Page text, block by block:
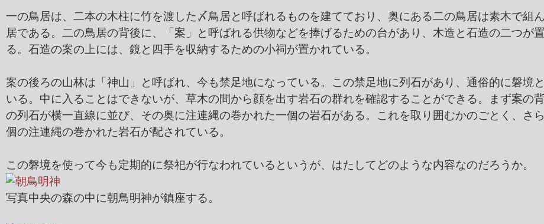
一の鳥居は、二本の木柱に竹を渡した〆鳥居と呼ばれるものを建てており、奥にある二の鳥居は素木で組
居である。二の鳥居の背後に、「案」と呼ばれる供物などを捧げるための台があり、木造と石造の二つが
る。石造の案の上には、鏡と四手を収納するための小祠が置かれている。
案の後ろの山林は「神山」と呼ばれ、今も禁足地になっている。この禁足地に列石があり、通俗的に磐境
いる。中に入ることはできないが、草木の間から顔を出す岩石の群れを確認することができる。まず案の
の列石が横一直線に並び、その奥に注連縄の巻かれた一個の岩石がある。これを取り囲むかのごとく、さ
個の注連縄の巻かれた岩石が配されている。
この磐境を使って今も定期的に祭祀が行なわれているというが、はたしてどのような内容なのだろうか。
写真中央の森の中に朝鳥明神が鎮座する。